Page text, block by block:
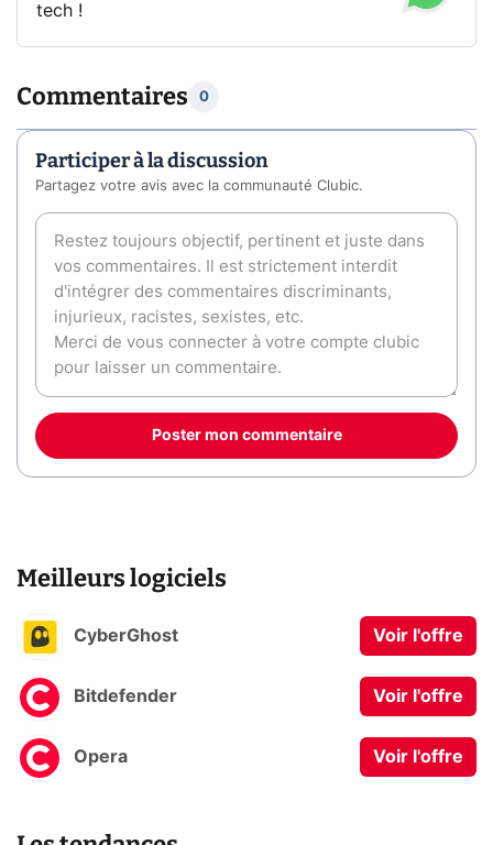
tech !
Commentaires 0
Participer à la discussion
Partagez votre avis avec la communauté Clubic.
Poster mon commentaire
Meilleurs logiciels
CyberGhost Voir l'offre
Bitdefender Voir l'offre
Opera Voir l'offre